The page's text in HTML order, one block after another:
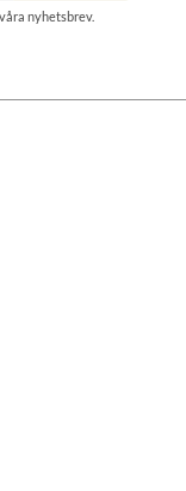
nyhetsbrev.